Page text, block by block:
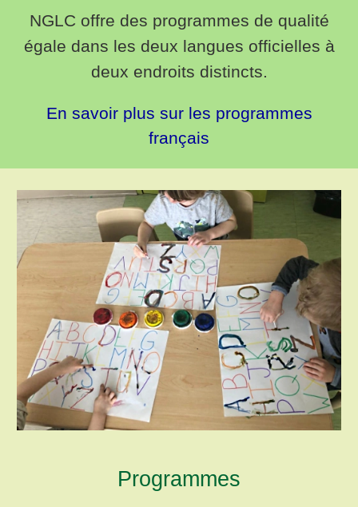
NGLC offre des programmes de qualité
égale dans les deux langues officielles à
deux endroits distincts.
En savoir plus sur les programmes
français
Programmes